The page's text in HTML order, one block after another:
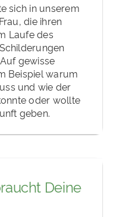
sich in unserem
die ihren
Laufe des
gewisse
Beispiel warum
und wie der
oder wollte
geben.
Deine